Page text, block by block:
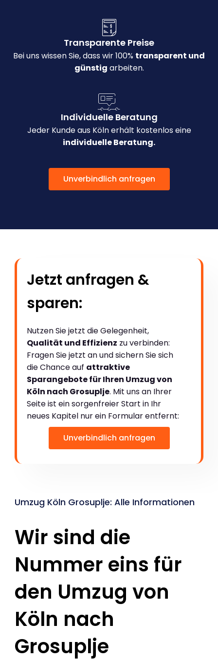
Transparente Preise
Bei uns wissen Sie, dass wir 100% transparent und
günstig arbeiten.
Individuelle Beratung
Jeder Kunde aus Köln erhält kostenlos eine
individuelle Beratung.
Unverbindlich anfragen
Jetzt anfragen &
sparen:
Nutzen Sie jetzt die Gelegenheit,
Qualität und Effizienz zu verbinden:
Fragen Sie jetzt an und sichern Sie sich
die Chance auf attraktive
Sparangebote für Ihren Umzug von
Köln nach Grosuplje. Mit uns an Ihrer
Seite ist ein sorgenfreier Start in Ihr
neues Kapitel nur ein Formular entfernt:
Unverbindlich anfragen
Umzug Köln Grosuplje: Alle Informationen
Wir sind die
Nummer eins für
den Umzug von
Köln nach
Grosuplje